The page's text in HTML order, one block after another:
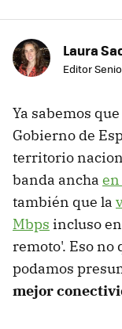
Laura
Editor
Ya sabemos
Gobierno de
territorio
banda ancha
también que la
Mbps incluso
remoto'. Eso no
podamos
mejor